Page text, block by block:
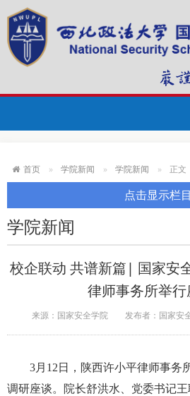
首页 学院新闻 学院新闻 正文
点击显示栏目
学院新闻
校企联动 共谱新篇| 国家安
律师事务所举
来源：国家安全学院 发布者：国家安
3月12日，陕西许小平律师事务
调研座谈。院长舒洪水、党委书记